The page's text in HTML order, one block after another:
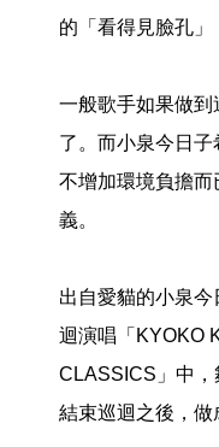
的「看得見臉孔」
一般歌手如果做
了。而小泉今日
不增加環境負擔
義。
出自愛貓的小泉今
迴演唱「KYOKO
CLASSICS」中，
結束巡迴之後，做